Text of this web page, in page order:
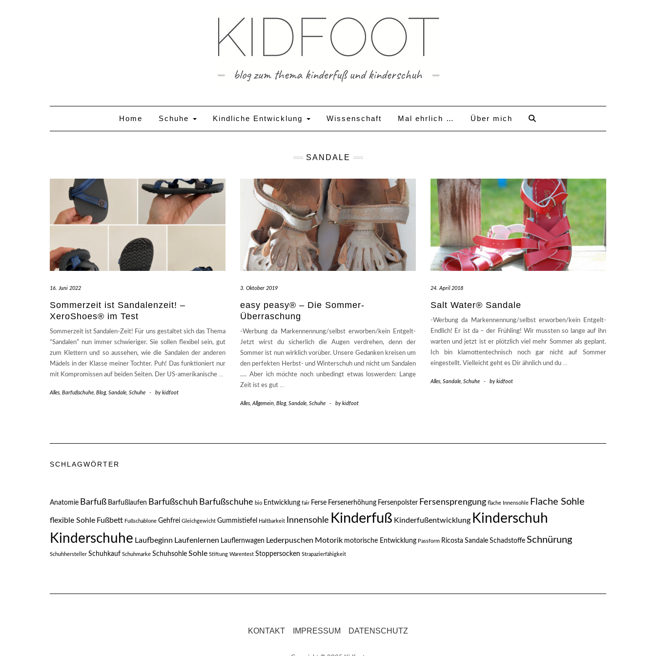
Home Schuhe Kindliche Entwicklung Wissenschaft Mal ehrlich … Über mich
SANDALE
16. Juni 2022
Sommerzeit ist Sandalenzeit! –
XeroShoes® im Test
Sommerzeit ist Sandalen-Zeit! Für uns gestaltet sich das Thema
“Sandalen” nun immer schwieriger. Sie sollen flexibel sein, gut
zum Klettern und so aussehen, wie die Sandalen der anderen
Mädels in der Klasse meiner Tochter. Puh! Das funktioniert nur
mit Kompromissen auf beiden Seiten. Der US-amerikanische …
Alles, Barfußschuhe, Blog, Sandale, Schuhe - bykidfoot
3. Oktober 2019
easy peasy® – Die Sommer-
Überraschung
-Werbung da Markennennung/selbst erworben/kein Entgelt-
Jetzt wirst du sicherlich die Augen verdrehen, denn der
Sommer ist nun wirklich vorüber. Unsere Gedanken kreisen um
den perfekten Herbst- und Winterschuh und nicht um Sandalen
…. Aber ich möchte noch unbedingt etwas loswerden: Lange
Zeit ist es gut …
Alles,Allgemein, Blog, Sandale, Schuhe - bykidfoot
24. April 2018
Salt Water® Sandale
-Werbung da Markennennung/selbst erworben/kein Entgelt-
Endlich! Er ist da – der Frühling! Wir mussten so lange auf ihn
warten und jetzt ist er plötzlich viel mehr Sommer als geplant.
Ich bin klamottentechnisch noch gar nicht auf Sommer
eingestellt. Vielleicht geht es Dir ähnlich und du …
Alles, Sandale, Schuhe - bykidfoot
SCHLAGWÖRTER
Anatomie Barfuß Barfußlaufen Barfußschuh Barfußschuhe bio Entwicklung fair Ferse Fersenerhöhung Fersenpolster Fersensprengung flache Innensohle Flache Sohle
flexible Sohle Fußbett Fußschablone Gehfrei Gleichgewicht Gummistiefel Haltbarkeit Innensohle Kinderfuß Kinderfußentwicklung Kinderschuh
Kinderschuhe Laufbeginn Laufenlernen Lauflernwagen Lederpuschen Motorik motorische Entwicklung Passform Ricosta Sandale Schadstoffe Schnürung
Schuhhersteller Schuhkauf Schuhmarke Schuhsohle Sohle Stiftung Warentest Stoppersocken Strapazierfähigkeit
KONTAKT IMPRESSUM DATENSCHUTZ